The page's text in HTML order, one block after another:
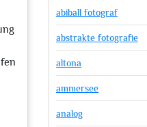
abiball fotograf
abstrakte fotografie
altona
ammersee
analog